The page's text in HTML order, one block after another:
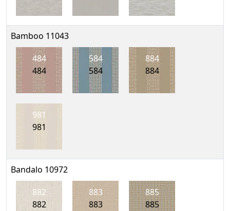
Bamboo 11043
484
484
584
584
884
884
981
981
Bandalo 10972
882
882
883
883
885
885